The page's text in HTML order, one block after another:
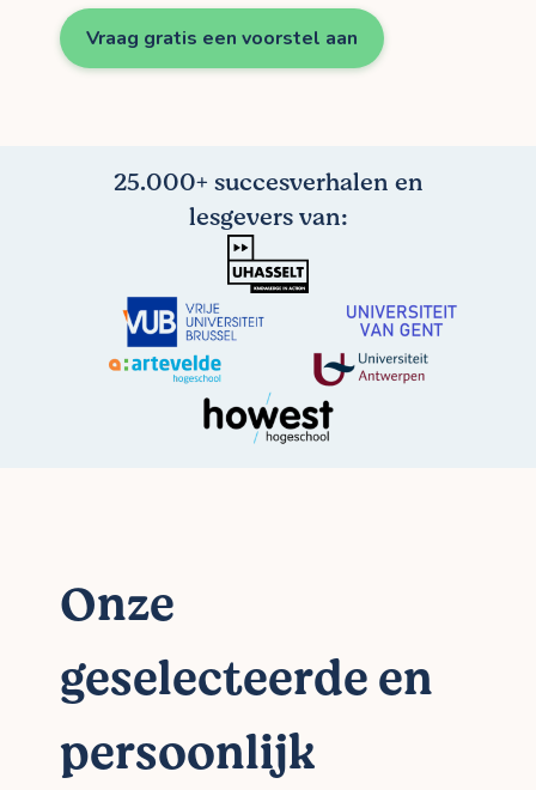
Vraag gratis een voorstel aan
25.000+ succesverhalen en
lesgevers van:
Onze
geselecteerde en
persoonlijk